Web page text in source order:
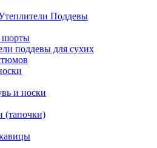
Поддевы
поддевы для сухих
и носки
(тапочки)